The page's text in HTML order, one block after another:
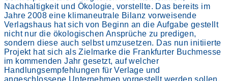
Nachhaltigkeit und Ökologie, vorstellte. Das bereits im
Jahre 2008 eine klimaneutrale Bilanz vorweisende
Verlagshaus hat sich von Beginn an die Aufgabe gestellt
nicht nur die ökologischen Ansprüche zu predigen,
sondern diese auch selbst umzusetzen. Das nun initiierte
Projekt hat sich als Zielmarke die Frankfurter Buchmesse
im kommenden Jahr gesetzt, auf welcher
Handlungsempfehlungen für Verlage und